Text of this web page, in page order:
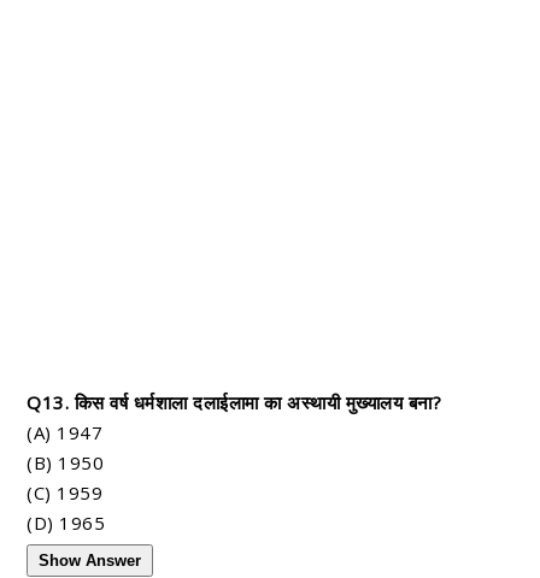
Q13. किस वर्ष धर्मशाला दलाईलामा का अस्थायी मुख्यालय बना?
(A) 1947
(B) 1950
(C) 1959
(D) 1965
Show Answer